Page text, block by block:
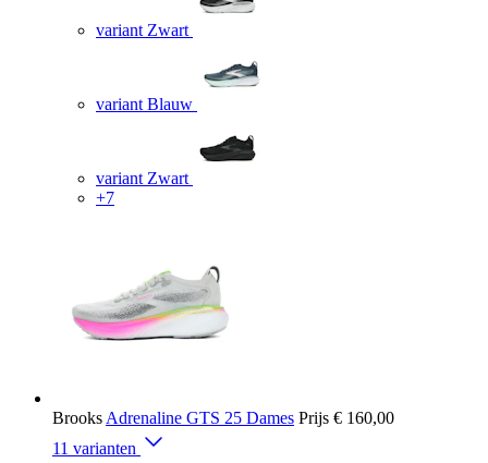
variant Zwart
variant Blauw
variant Zwart
+7
Brooks Adrenaline GTS 25 Dames Prijs € 160,00
11 varianten